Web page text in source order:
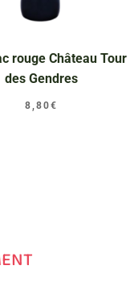
rouge Château Tour
des Gendres
8,80€